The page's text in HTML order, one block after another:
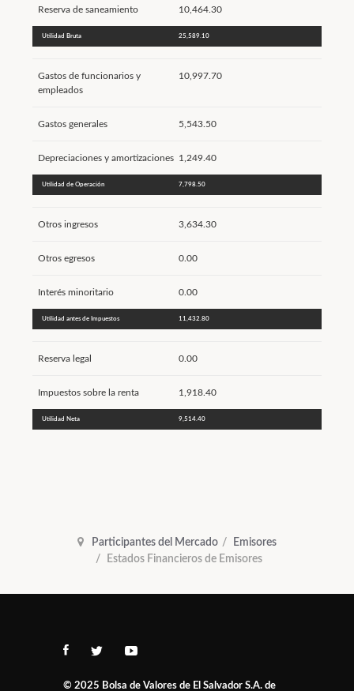
Reserva de saneamiento 10,464.30
Utilidad Bruta 25,589.10
Gastos de funcionarios y
empleados
10,997.70
Gastos generales 5,543.50
Depreciaciones y amortizaciones 1,249.40
Utilidad de Operación 7,798.50
Otros ingresos 3,634.30
Otros egresos 0.00
Interés minoritario 0.00
Utilidad antes de Impuestos 11,432.80
Reserva legal 0.00
Impuestos sobre la renta 1,918.40
Utilidad Neta 9,514.40
Participantes del Mercado
Emisores
Estados Financieros de Emisores
© 2025 Bolsa de Valores de El Salvador S.A. de